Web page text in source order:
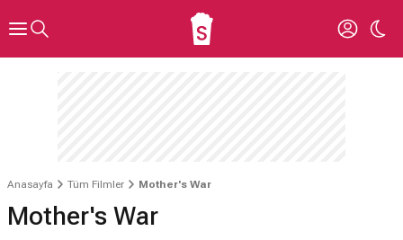
Anasayfa Tüm Filmler Mother's War
Mother's War